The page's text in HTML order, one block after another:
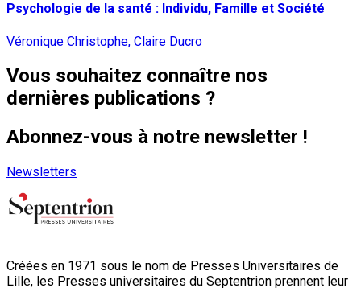
Psychologie de la santé : Individu, Famille et Société
Véronique Christophe, Claire Ducro
Vous souhaitez connaître nos
dernières publications ?
Abonnez-vous à notre newsletter !
Newsletters
Créées en 1971 sous le nom de Presses Universitaires de
Lille, les Presses universitaires du Septentrion prennent leur